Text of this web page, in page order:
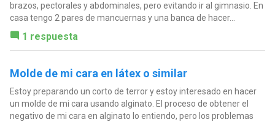
brazos, pectorales y abdominales, pero evitando ir al gimnasio. En
casa tengo 2 pares de mancuernas y una banca de hacer...
1 respuesta
Molde de mi cara en látex o similar
Estoy preparando un corto de terror y estoy interesado en hacer
un molde de mi cara usando alginato. El proceso de obtener el
negativo de mi cara en alginato lo entiendo, pero los problemas